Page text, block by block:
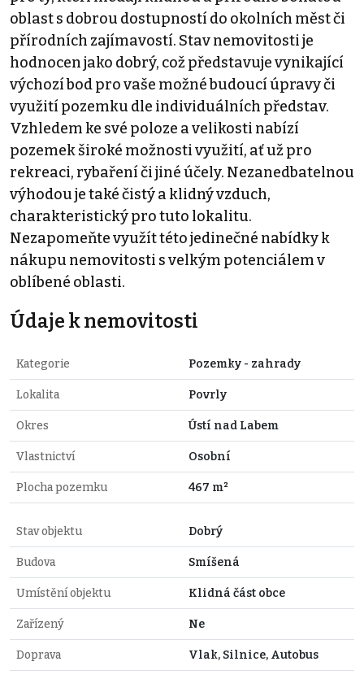
oblast s dobrou dostupností do okolních měst či
přírodních zajímavostí. Stav nemovitosti je
hodnocen jako dobrý, což představuje vynikající
výchozí bod pro vaše možné budoucí úpravy či
využití pozemku dle individuálních představ.
Vzhledem ke své poloze a velikosti nabízí
pozemek široké možnosti využití, ať už pro
rekreaci, rybaření či jiné účely. Nezanedbatelnou
výhodou je také čistý a klidný vzduch,
charakteristický pro tuto lokalitu.
Nezapomeňte využít této jedinečné nabídky k
nákupu nemovitosti s velkým potenciálem v
oblíbené oblasti.
Údaje k nemovitosti
Kategorie Pozemky - zahrady
Lokalita Povrly
Okres Ústí nad Labem
Vlastnictví Osobní
Plocha pozemku 467 m²
Stav objektu Dobrý
Budova Smíšená
Umístění objektu Klidná část obce
Zařízený Ne
Doprava Vlak, Silnice, Autobus